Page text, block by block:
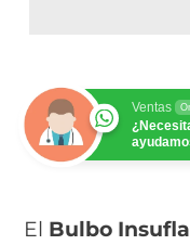
Ventas
El Bulbo